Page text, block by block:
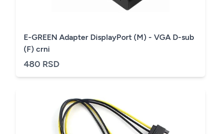
E-GREEN Adapter DisplayPort (M) - VGA D-sub
(F) crni
480 RSD